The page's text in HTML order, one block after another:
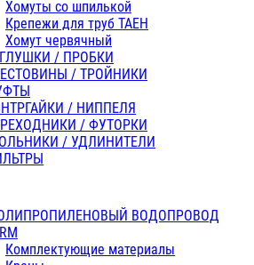
Хомуты со шпилькой
Крепежи для труб ТАЕН
Хомут червячный
/ ПРОБКИ
/ ТРОЙНИКИ
/ НИППЕЛЯ
/ ФУТОРКИ
/ УДЛИНИТЕЛИ
ВОДОПРОВОД
Комплектующие материалы